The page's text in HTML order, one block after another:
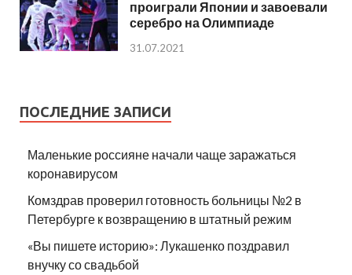
проиграли Японии и завоевали
серебро на Олимпиаде
31.07.2021
ПОСЛЕДНИЕ ЗАПИСИ
Маленькие россияне начали чаще заражаться
коронавирусом
Комздрав проверил готовность больницы №2 в
Петербурге к возвращению в штатный режим
«Вы пишете историю»: Лукашенко поздравил
внучку со свадьбой